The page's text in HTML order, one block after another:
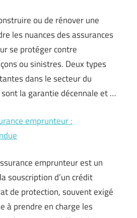
ou de rénover une
les nuances des assurances
se protéger contre
ou sinistres. Deux types
dans le secteur du
la garantie décennale et …
emprunteur :
emprunteur est un
souscription d’un crédit
de protection, souvent exigé
à prendre en charge les